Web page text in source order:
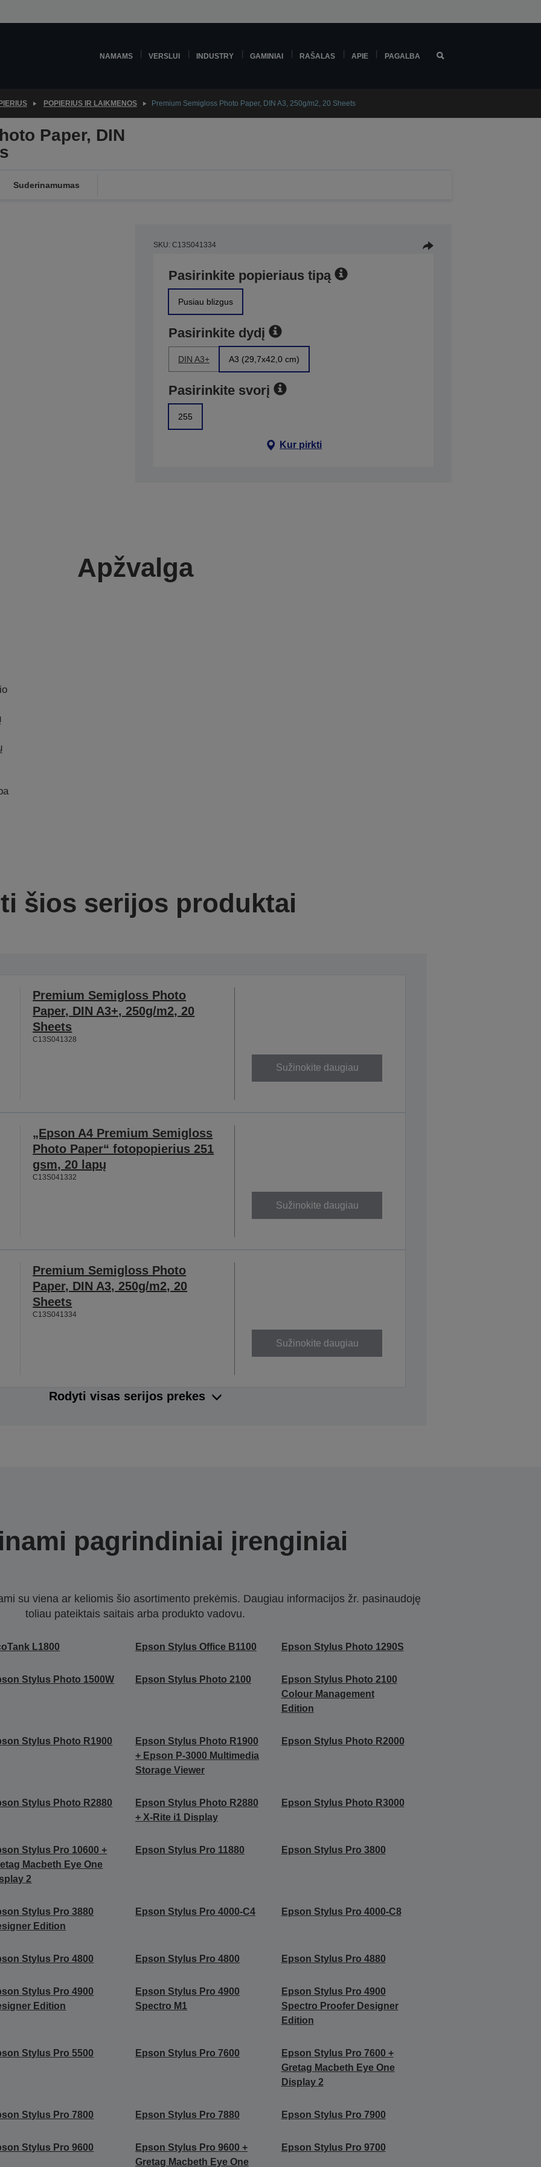
NAMAMS VERSLUI INDUSTRY GAMINIAI RAŠALAS APIE PAGALBA
POPIERIUS IR LAIKMENOS Premium Semigloss Photo Paper, DIN A3, 250g/m2, 20 Sheets
Paper, DIN
Suderinamumas
SKU: C13S041334
Pasirinkite popieriaus tipą
Pusiau blizgus
Pasirinkite dydį
DIN A3+ A3 (29,7x42,0 cm)
Pasirinkite svorį
255
Kur pirkti
Apžvalga
šios serijos produktai
Premium Semigloss Photo
Paper, DIN A3+, 250g/m2, 20
Sheets
C13S041328
Sužinokite daugiau
„Epson A4 Premium Semigloss
Photo Paper“ fotopopierius 251
gsm, 20 lapų
C13S041332
Sužinokite daugiau
Premium Semigloss Photo
Paper, DIN A3, 250g/m2, 20
Sheets
C13S041334
Sužinokite daugiau
Rodyti visas serijos prekes
pagrindiniai įrenginiai
su viena ar keliomis šio asortimento prekėmis. Daugiau informacijos žr. pasinaudoję
toliau pateiktais saitais arba produkto vadovu.
L1800 Epson Stylus Office B1100 Epson Stylus Photo 1290S
Stylus Photo 1500W Epson Stylus Photo 2100
Epson Stylus Photo 2100
Colour Management
Edition
Stylus Photo R1900
Epson Stylus Photo R1900
+ Epson P-3000 Multimedia
Storage Viewer
Epson Stylus Photo R2000
Stylus Photo R2880
Epson Stylus Photo R2880
+ X-Rite i1 Display
Epson Stylus Photo R3000
Stylus Pro 10600 +
Macbeth Eye One
2
Epson Stylus Pro 11880 Epson Stylus Pro 3800
Stylus Pro 3880
Edition
Epson Stylus Pro 4000-C4 Epson Stylus Pro 4000-C8
Stylus Pro 4800 Epson Stylus Pro 4800 Epson Stylus Pro 4880
Stylus Pro 4900
Edition
Epson Stylus Pro 4900
Spectro M1
Epson Stylus Pro 4900
Spectro Proofer Designer
Edition
Stylus Pro 5500 Epson Stylus Pro 7600
Epson Stylus Pro 7600 +
Gretag Macbeth Eye One
Display 2
Stylus Pro 7800 Epson Stylus Pro 7880 Epson Stylus Pro 7900
Stylus Pro 9600
Epson Stylus Pro 9600 +
Gretag Macbeth Eye One
Epson Stylus Pro 9700